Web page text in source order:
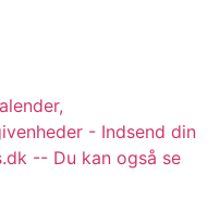
- Indsend din
-- Du kan også se